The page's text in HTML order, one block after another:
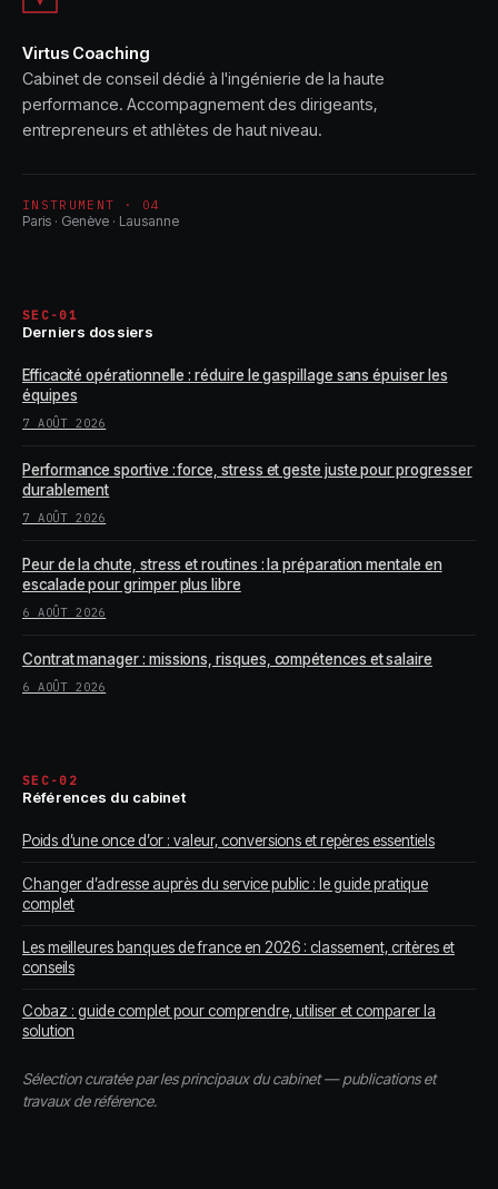
Virtus Coaching
Cabinet de conseil dédié à l'ingénierie de la haute
performance. Accompagnement des dirigeants,
entrepreneurs et athlètes de haut niveau.
INSTRUMENT · 04
Paris · Genève · Lausanne
SEC-01
Derniers dossiers
Efficacité opérationnelle : réduire le gaspillage sans épuiser les
équipes
7 AOÛT 2026
Performance sportive : force, stress et geste juste pour progresser
durablement
7 AOÛT 2026
Peur de la chute, stress et routines : la préparation mentale en
escalade pour grimper plus libre
6 AOÛT 2026
Contrat manager : missions, risques, compétences et salaire
6 AOÛT 2026
SEC-02
Références du cabinet
Poids d’une once d’or : valeur, conversions et repères essentiels
Changer d’adresse auprès du service public : le guide pratique
complet
Les meilleures banques de france en 2026 : classement, critères et
conseils
Cobaz : guide complet pour comprendre, utiliser et comparer la
solution
Sélection curatée par les principaux du cabinet — publications et
travaux de référence.